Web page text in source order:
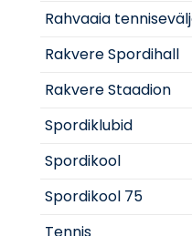
Rahvaaia
Rakvere Spordihall
Rakvere Staadion
Spordiklubid
Spordikool
Spordikool 75
Tennis